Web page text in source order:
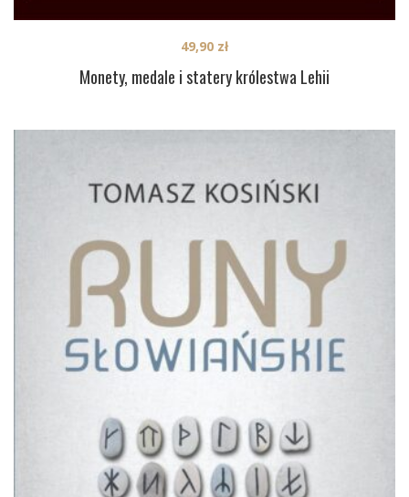
Monety, medale i statery królestwa Lehii
49,90 zł